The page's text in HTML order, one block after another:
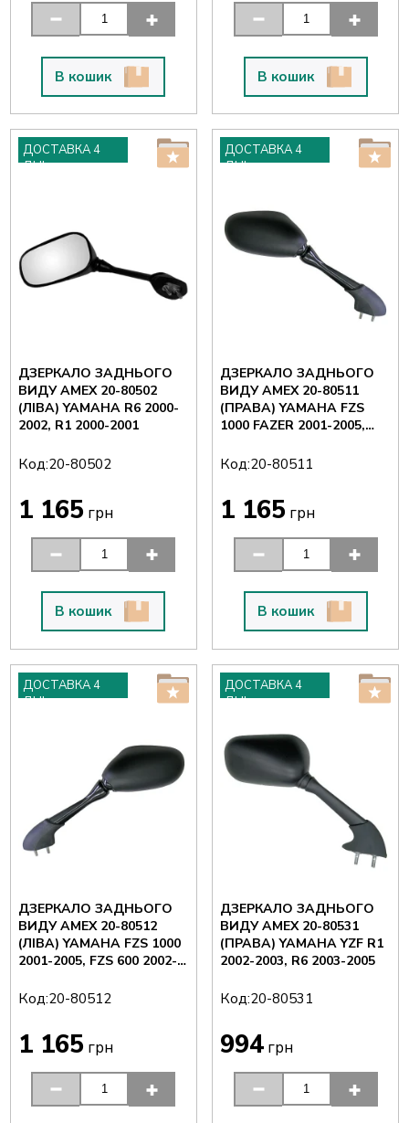
В кошик В кошик
ДОСТАВКА 4
ДНІ
ДЗЕРКАЛО ЗАДНЬОГО
ВИДУ AMEX 20-80502
(ЛІВА) YAMAHA R6 2000-
2002, R1 2000-2001
Код:20-80502
1 165 грн
В кошик
ДОСТАВКА 4
ДНІ
ДЗЕРКАЛО ЗАДНЬОГО
ВИДУ AMEX 20-80511
(ПРАВА) YAMAHA FZS
1000 FAZER 2001-2005,
Код:20-80511
1 165 грн
В кошик
ДОСТАВКА 4
ДНІ
ДЗЕРКАЛО ЗАДНЬОГО
ВИДУ AMEX 20-80512
(ЛІВА) YAMAHA FZS 1000
2001-2005, FZS 600 2002-
Код:20-80512
1 165 грн
ДОСТАВКА 4
ДНІ
ДЗЕРКАЛО ЗАДНЬОГО
ВИДУ AMEX 20-80531
(ПРАВА) YAMAHA YZF R1
2002-2003, R6 2003-2005
Код:20-80531
994 грн